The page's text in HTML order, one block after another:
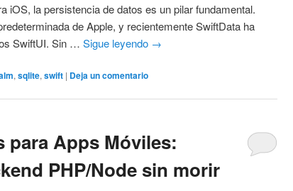
iOS, la persistencia de datos es un pilar fundamental.
de Apple, y recientemente SwiftData ha
SwiftUI. Sin …Sigue leyendo →
,sqlite,swift | Deja un comentario
para Apps Móviles:
PHP/Node sin morir